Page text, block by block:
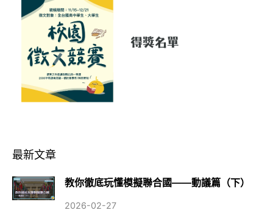
最新文章
教你徹底玩懂模擬聯合國——動議篇（下）
2026-02-27